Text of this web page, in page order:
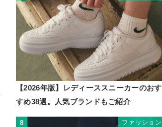
【2026年版】レディーススニーカーのおす
すめ38選。人気ブランドもご紹介
8 ファッション